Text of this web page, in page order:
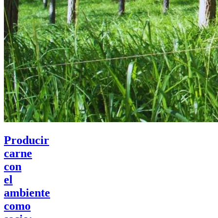
Producir
carne
con
el
ambiente
como